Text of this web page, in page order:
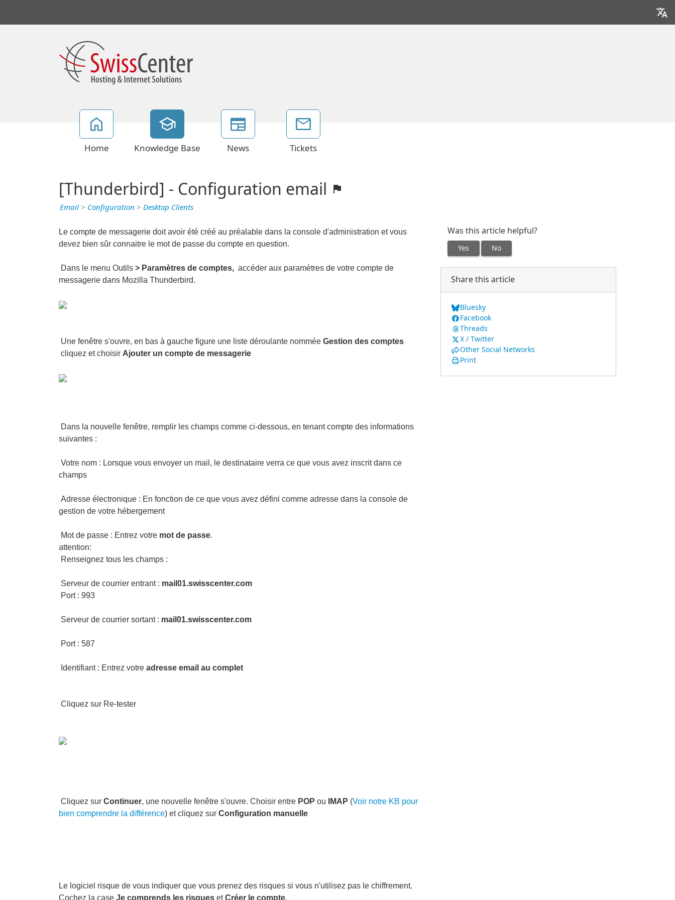
Home Knowledge Base News Tickets
[Thunderbird] - Configuration email
Email > Configuration > Desktop Clients
Le compte de messagerie doit avoir été créé au préalable dans la console d'administration et vous
devez bien sûr connaitre le mot de passe du compte en question.
Dans le menu Outils > Paramètres de comptes, accéder aux paramètres de votre compte de
messagerie dans Mozilla Thunderbird.
Une fenêtre s'ouvre, en bas à gauche figure une liste déroulante nommée Gestion des comptes
cliquez et choisir Ajouter un compte de messagerie
Dans la nouvelle fenêtre, remplir les champs comme ci-dessous, en tenant compte des informations
suivantes :
Votre nom : Lorsque vous envoyer un mail, le destinataire verra ce que vous avez inscrit dans ce
champs
Adresse électronique : En fonction de ce que vous avez défini comme adresse dans la console de
gestion de votre hébergement
Mot de passe : Entrez votre mot de passe.
attention:
Renseignez tous les champs :
Serveur de courrier entrant : mail01.swisscenter.com
Port : 993
Serveur de courrier sortant : mail01.swisscenter.com
Port : 587
Identifiant : Entrez votre adresse email au complet
Cliquez sur Re-tester
Cliquez sur Continuer, une nouvelle fenêtre s'ouvre. Choisir entre POP ou IMAP (Voir notre KB pour
bien comprendre la différence) et cliquez sur Configuration manuelle
Le logiciel risque de vous indiquer que vous prenez des risques si vous n'utilisez pas le chiffrement.
Cochez la case Je comprends les risques etCréer le compte.
Was this article helpful?
Yes No
Share this article
Bluesky
Facebook
Threads
X / Twitter
Other Social Networks
Print